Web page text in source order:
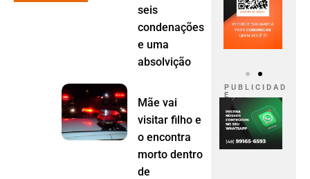
seis
condenações
e uma
absolvição
Mãe vai
visitar filho e
o encontra
morto dentro
de
P U B L I C I D A D
E